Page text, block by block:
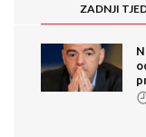
ZADNJI